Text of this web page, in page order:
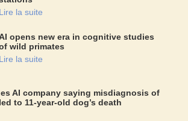
Lire la suite
opens new era in cognitive studies
wild primates
Lire la suite
AI company saying misdiagnosis of
to 11-year-old dog’s death